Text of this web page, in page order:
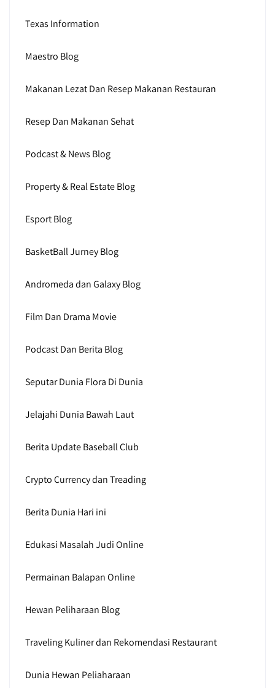
Texas Information
Maestro Blog
Makanan Lezat Dan Resep Makanan Restauran
Resep Dan Makanan Sehat
Podcast & News Blog
Property & Real Estate Blog
Esport Blog
BasketBall Jurney Blog
Andromeda dan Galaxy Blog
Film Dan Drama Movie
Podcast Dan Berita Blog
Seputar Dunia Flora Di Dunia
Jelajahi Dunia Bawah Laut
Berita Update Baseball Club
Crypto Currency dan Treading
Berita Dunia Hari ini
Edukasi Masalah Judi Online
Permainan Balapan Online
Hewan Peliharaan Blog
Traveling Kuliner dan Rekomendasi Restaurant
Dunia Hewan Peliaharaan